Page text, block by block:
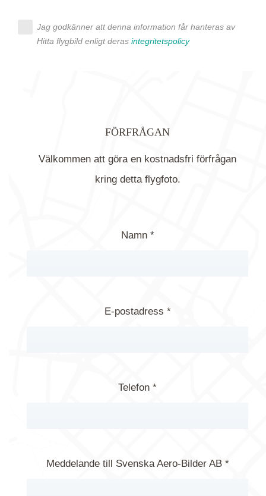
Jag godkänner att denna information får hanteras av
Hitta flygbild enligt deras integritetspolicy
FÖRFRÅGAN
Välkommen att göra en kostnadsfri förfrågan
kring detta flygfoto.
Namn *
E-postadress *
Telefon *
Meddelande till Svenska Aero-Bilder AB *